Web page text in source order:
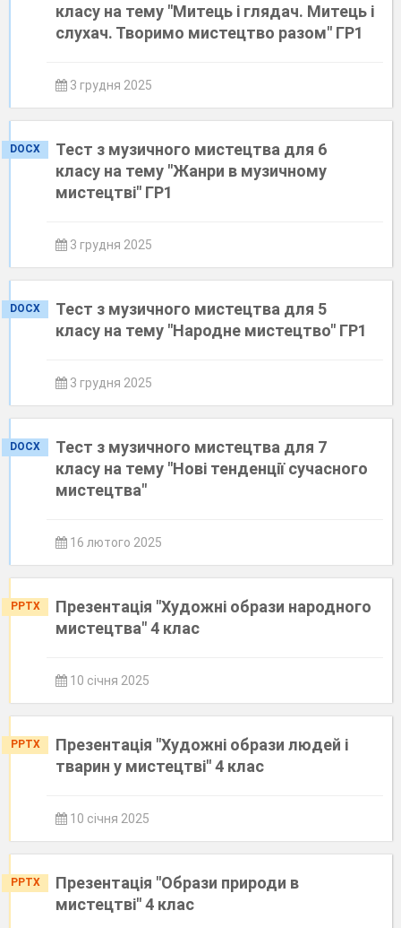
класу на тему "Митець і глядач. Митець і
слухач. Творимо мистецтво разом" ГР1
3 грудня 2025
DOCX
Тест з музичного мистецтва для 6
класу на тему "Жанри в музичному
мистецтві" ГР1
3 грудня 2025
DOCX
Тест з музичного мистецтва для 5
класу на тему "Народне мистецтво" ГР1
3 грудня 2025
DOCX
Тест з музичного мистецтва для 7
класу на тему "Нові тенденції сучасного
мистецтва"
16 лютого 2025
PPTX
Презентація "Художні образи народного
мистецтва" 4 клас
10 січня 2025
PPTX
Презентація "Художні образи людей і
тварин у мистецтві" 4 клас
10 січня 2025
PPTX
Презентація "Образи природи в
мистецтві" 4 клас